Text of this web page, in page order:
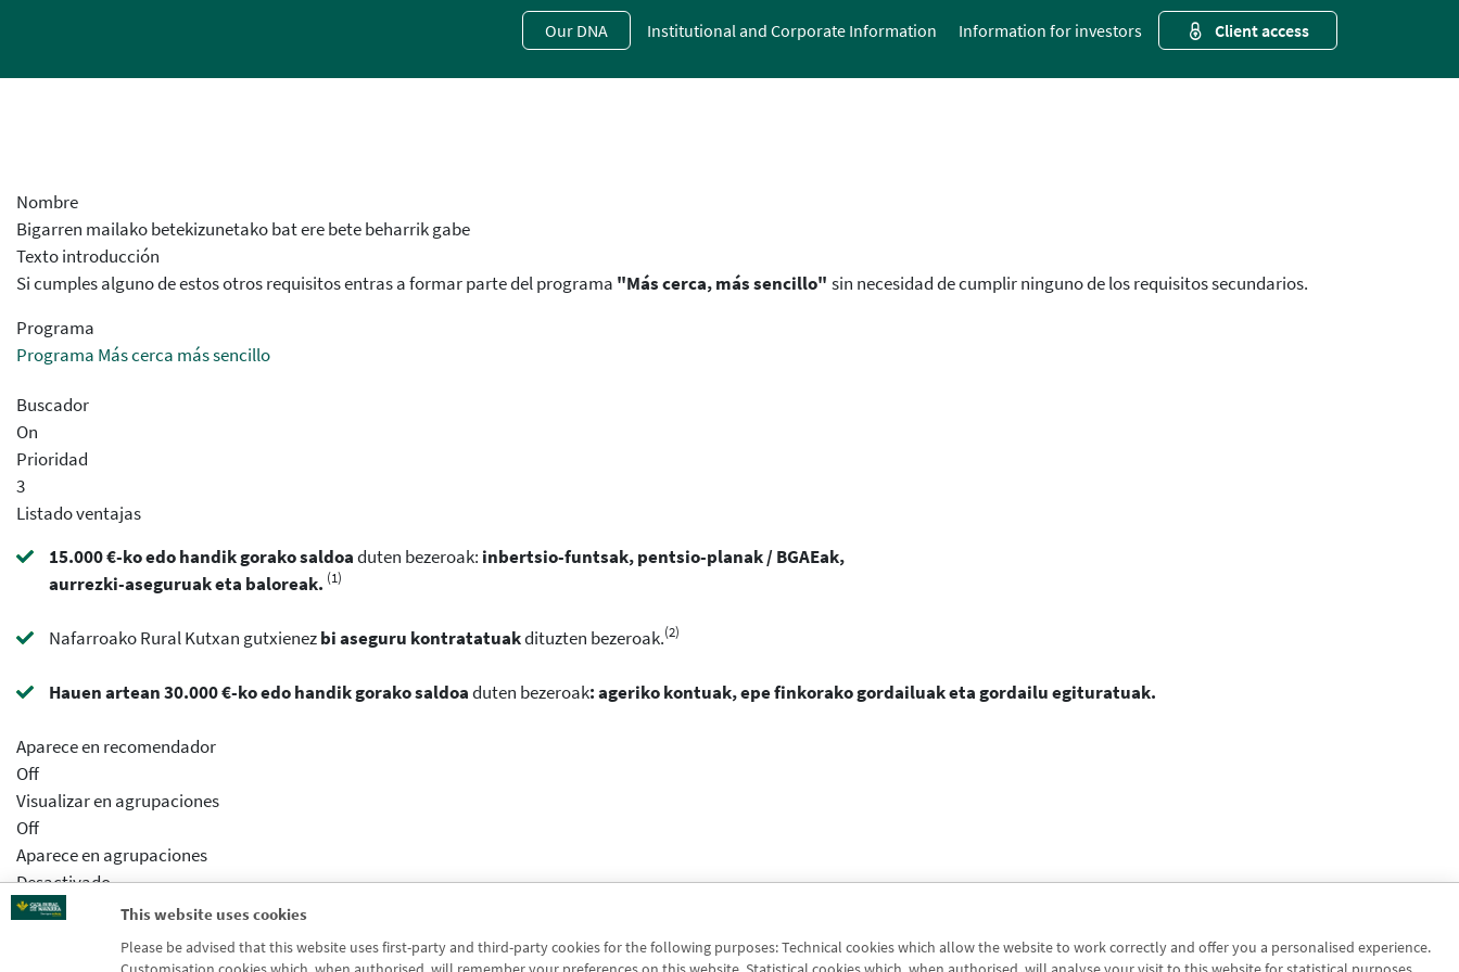
This website uses cookies
Please be advised that this website uses first-party and third-party cookies for the following purposes: Technical cookies which allow the website to work correctly and offer you a personalised experience.
to
Our DNA Institutional and Corporate Information Information for investors Client access
Nombre
Bigarren mailako betekizunetako bat ere bete beharrik gabe
Texto introducción
Si cumples alguno de estos otros requisitos entras a formar parte del programa "Más cerca, más sencillo" sin necesidad de cumplir ninguno de los requisitos secundarios.
Programa
Programa Más cerca más sencillo
Buscador
On
Prioridad
3
Listado ventajas
15.000 €-ko edo handik gorako saldoaduten bezeroak: inbertsio-funtsak, pentsio-planak / BGAEak,
aurrezki-aseguruak eta baloreak. (1)
Nafarroako Rural Kutxan gutxienezbi aseguru kontratatuakdituzten bezeroak.(2)
Hauen artean 30.000 €-ko edo handik gorako saldoaduten bezeroak: ageriko kontuak, epe finkorako gordailuak eta gordailu egituratuak.
Aparece en recomendador
Off
Visualizar en agrupaciones
Off
Aparece en agrupaciones
Desactivado
Aparece en distribuidor
Activar previsualizcion